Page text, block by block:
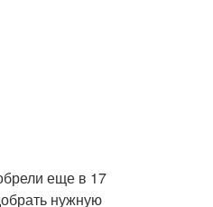
еще в 17
нужную